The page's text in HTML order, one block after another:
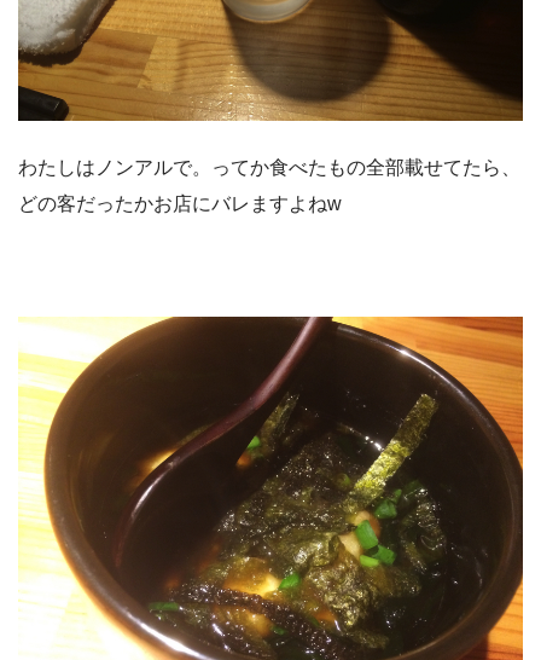
わたしはノンアルで。ってか食べたもの全部載せてたら、
どの客だったかお店にバレますよねw